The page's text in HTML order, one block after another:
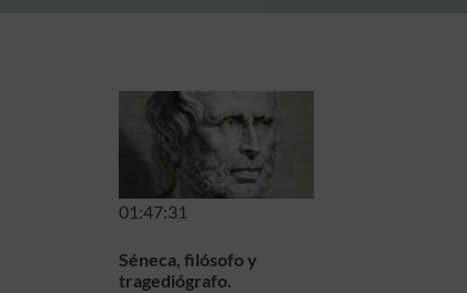
01:47:31
Séneca, filósofo y
tragediógrafo.